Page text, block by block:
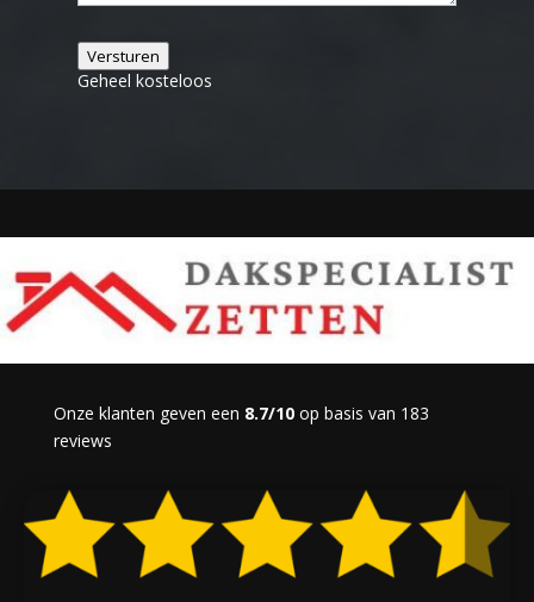
Versturen
Geheel kosteloos
Onze klanten geven een 8.7/10 op basis van 183
reviews